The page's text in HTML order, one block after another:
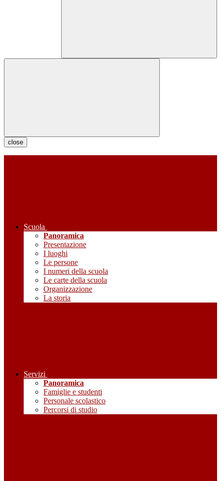
close
Scuola
Panoramica
Presentazione
I luoghi
Le persone
I numeri della scuola
Le carte della scuola
Organizzazione
La storia
Servizi
Panoramica
Famiglie e studenti
Personale scolastico
Percorsi di studio